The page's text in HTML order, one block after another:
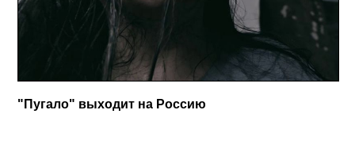
"Пугало" выходит на Россию